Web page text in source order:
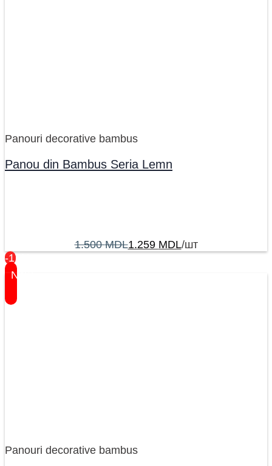
Panouri decorative bambus
Panou din Bambus Seria Lemn
1.500MDL1.259 MDL/шт
-17%
New
Panouri decorative bambus